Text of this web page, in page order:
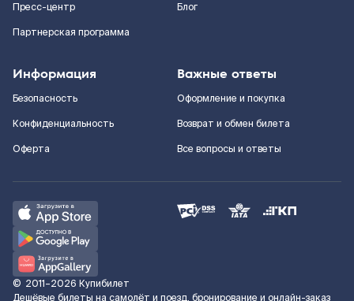
Пресс-центр
Партнерская программа
Блог
Информация
Безопасность
Конфиденциальность
Оферта
Важные ответы
Оформление и покупка
Возврат и обмен билета
Все вопросы и ответы
© 2011–2026 Купибилет
Дешёвые билеты на самолёт и поезд, бронирование и онлайн-заказ